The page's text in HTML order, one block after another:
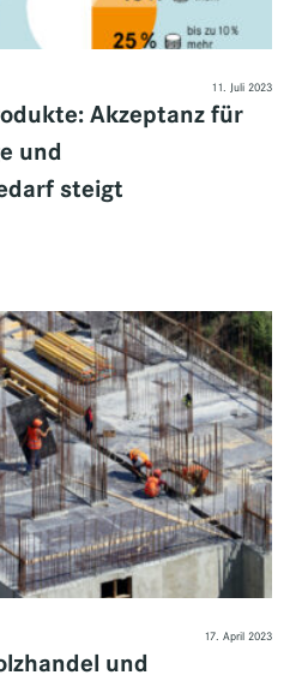
11. Juli 2023
Akzeptanz für
und
steigt
17. April 2023
und